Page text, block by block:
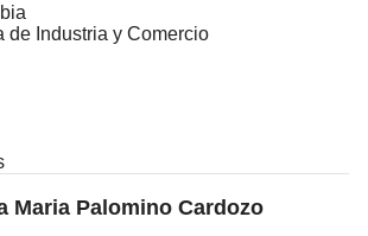
de Industria y Comercio
Maria Palomino Cardozo